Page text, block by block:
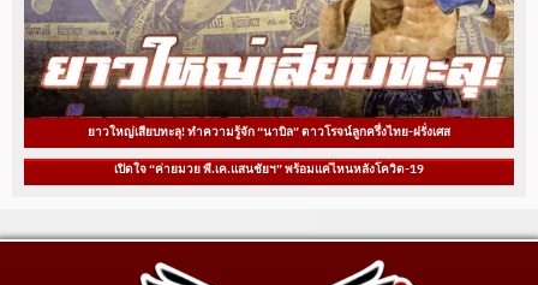
ยาวใหญ่เสียบทะลุ! ทำความรู้จัก “นาบิล” ดาวโรจน์ลูกครึ่งไทย-ฝรั่งเศส
เปิดใจ “ค่ายมวย พี.เค.แสนชัยฯ” พร้อมแค่ไหนหลังโควิด-19